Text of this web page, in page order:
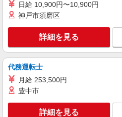
日給 10,900円〜10,900円
神戸市須磨区
詳細を見る
代務運転士
月給 253,500円
豊中市
詳細を見る